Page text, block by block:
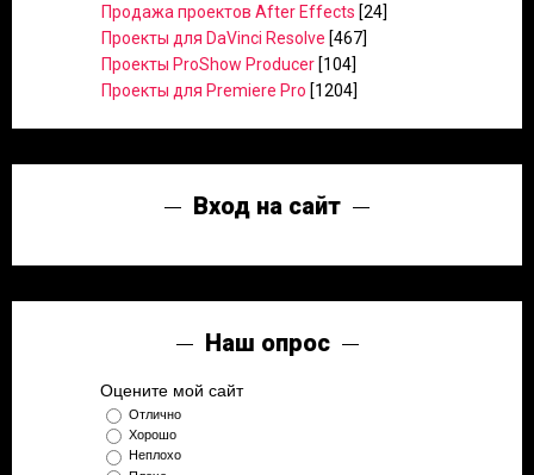
Продажа проектов After Effects [24]
Проекты для DaVinci Resolve [467]
Проекты ProShow Producer [104]
Проекты для Premiere Pro [1204]
Вход на сайт
Наш опрос
Оцените мой сайт
Отлично
Хорошо
Неплохо